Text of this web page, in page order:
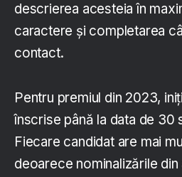
descrierea acesteia în
caractere și completarea
contact.
Pentru premiul din 2023,
înscrise până la data de 30
Fiecare candidat are mai
deoarece nominalizările